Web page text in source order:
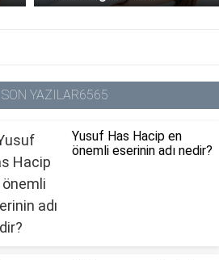
SON YAZILAR6565
Yusuf Has Hacip en
önemli eserinin adı nedir?